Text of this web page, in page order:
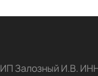
ИП Залозный И.В.